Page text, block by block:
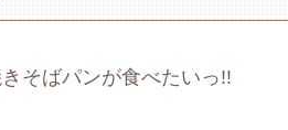
そばパンが食べたいっ!!